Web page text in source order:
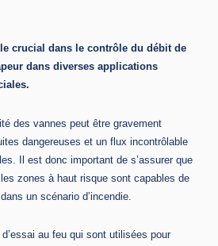
crucial dans le contrôle du débit de
dans diverses applications
des vannes peut être gravement
dangereuses et un flux incontrôlable
Il est donc important de s’assurer que
zones à haut risque sont capables de
un scénario d’incendie.
au feu qui sont utilisées pour